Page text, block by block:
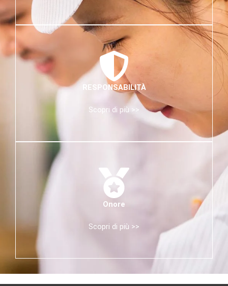
RESPONSABILITÀ
Scopri di più >>
Onore
Scopri di più >>